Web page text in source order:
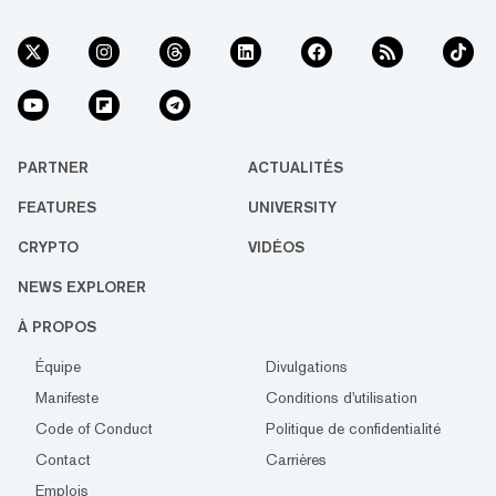
PARTNER ACTUALITÉS
FEATURES UNIVERSITY
CRYPTO VIDÉOS
NEWS EXPLORER
À PROPOS
Équipe
Divulgations
Manifeste
Conditions d'utilisation
Code of Conduct
Politique de confidentialité
Contact
Carrières
Emplois